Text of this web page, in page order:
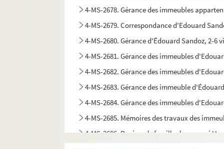
4-MS-2678. Gérance des immeubles
4-MS-2679. Correspondance d'Edouard
4-MS-2680. Gérance d'Édouard Sandoz, 2-
4-MS-2681. Gérance des immeubles
4-MS-2682. Gérance des immeubles
4-MS-2683. Gérance des immeuble
4-MS-2684. Gérance des immeubles
4-MS-2685. Mémoires des travaux des
4-MS-2686. Papiers de famille de son ami